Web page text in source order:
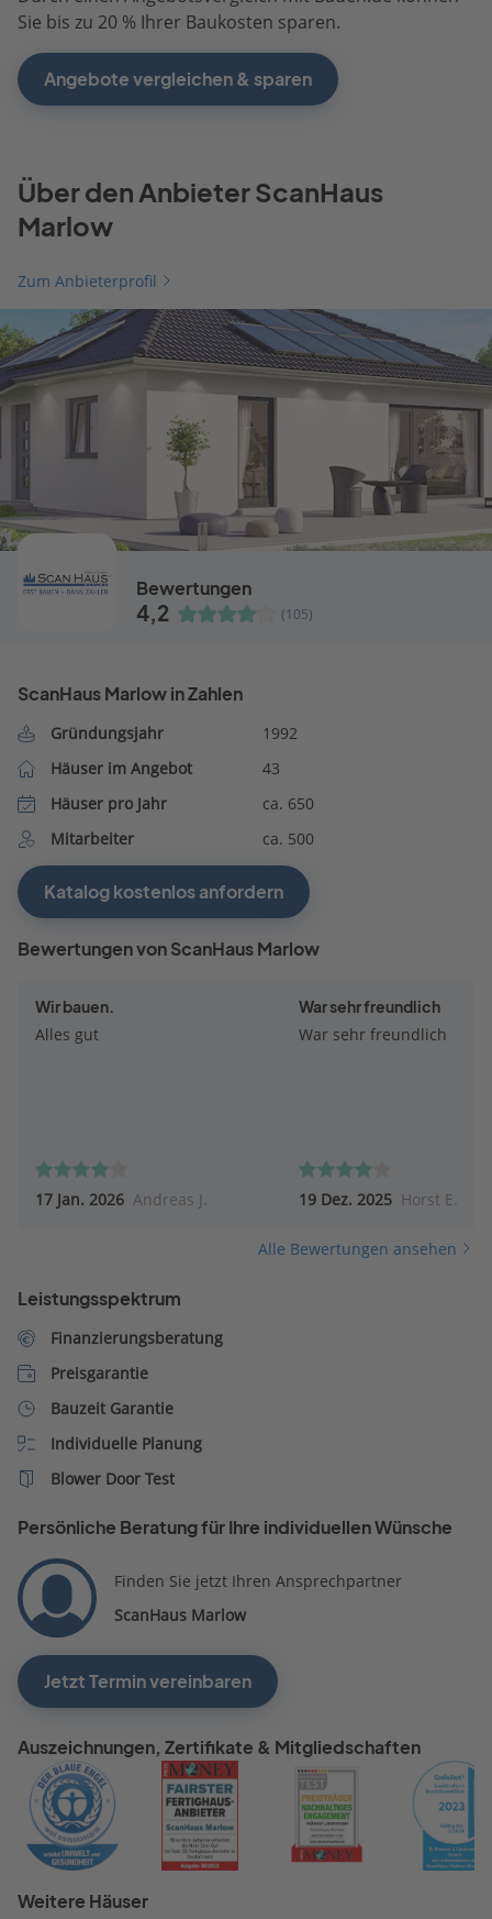
Sie bis zu 20 % Ihrer Baukosten sparen.
Angebote vergleichen & sparen
Über den Anbieter ScanHaus
Marlow
Zum Anbieterprofil
Bewertungen
4,2 (105)
ScanHaus Marlow in Zahlen
Gründungsjahr
1992
Häuser im Angebot
43
Häuser pro Jahr
ca. 650
Mitarbeiter
ca. 500
Katalog kostenlos anfordern
Bewertungen von ScanHaus Marlow
Wir bauen.
Alles gut
17 Jan. 2026 Andreas J.
War sehr freundlich
War sehr freundlich
19 Dez. 2025 Horst E.
Alle Bewertungen ansehen
Leistungsspektrum
Finanzierungsberatung
Preisgarantie
Bauzeit Garantie
Individuelle Planung
Blower Door Test
Persönliche Beratung für Ihre individuellen Wünsche
Finden Sie jetzt Ihren Ansprechpartner
ScanHaus Marlow
Jetzt Termin vereinbaren
Auszeichnungen, Zertifikate & Mitgliedschaften
Weitere Häuser